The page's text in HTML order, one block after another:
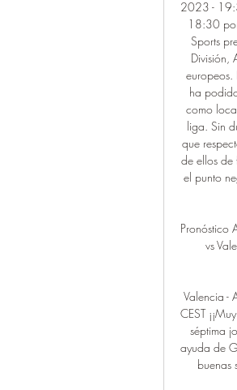
2023 -
18:30
Sports
División,
europeos.
ha
como
liga. Sin
que
de ellos
el punto
vs
Valencia
CEST
séptima
ayuda de
buenas